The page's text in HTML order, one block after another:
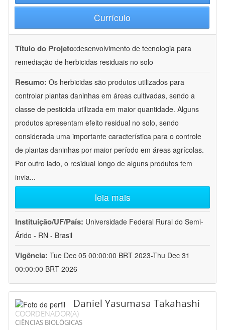
Currículo
Título do Projeto:desenvolvimento de tecnologia para
remediação de herbicidas residuais no solo
Resumo: Os herbicidas são produtos utilizados para
controlar plantas daninhas em áreas cultivadas, sendo a
classe de pesticida utilizada em maior quantidade. Alguns
produtos apresentam efeito residual no solo, sendo
considerada uma importante característica para o controle
de plantas daninhas por maior período em áreas agrícolas.
Por outro lado, o residual longo de alguns produtos tem
invia...
leia mais
Instituição/UF/País: Universidade Federal Rural do Semi-
Árido - RN - Brasil
Vigência: Tue Dec 05 00:00:00 BRT 2023-Thu Dec 31
00:00:00 BRT 2026
Daniel Yasumasa Takahashi
COORDENADOR(A)
CIÊNCIAS BIOLÓGICAS